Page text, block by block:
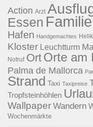
Action Arzt
Essen
Hafen Handgemachtes
Kloster Leuchtturm
Notruf Ort Orte am
Palma de Mallorca
Strand Taxi Taxipreise
Tropfsteinhöhlen
Wallpaper Wandern
Wochenmärkte